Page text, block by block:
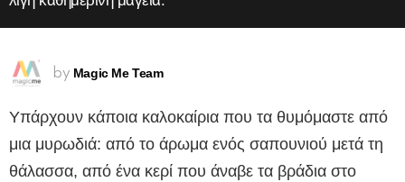
by Magic Me Team
Υπάρχουν κάποια καλοκαίρια που τα θυμόμαστε από
μια μυρωδιά: από το άρωμα ενός σαπουνιού μετά τη
θάλασσα, από ένα κερί που άναβε τα βράδια στο